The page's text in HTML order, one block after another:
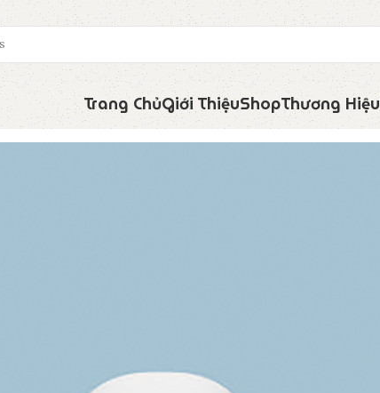
Trang ChủGiới ThiệuShopThương Hiệu
Đèn Lon Nổi LN – 201